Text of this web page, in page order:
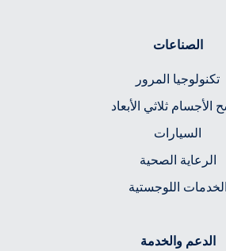
الصناعات
تكنولوجيا المرور
الأجسام ثلاثي الأبعاد
السيارات
الرعاية الصحية
الخدمات اللوجستية
الدعم والخدمة